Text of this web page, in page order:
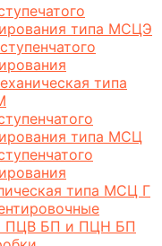
типа МСЦЭ
типа
типа МСЦ
типа МСЦ Г
ПЦВ БП и ПЦН БП